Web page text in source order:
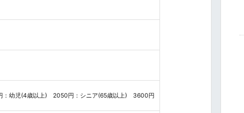
幼児(4歳以上) 2050円：シニア(65歳以上) 3600円